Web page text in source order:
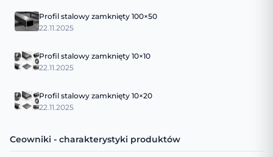
Profil stalowy zamknięty 100×50
22.11.2025
Profil stalowy zamknięty 10×10
22.11.2025
Profil stalowy zamknięty 10×20
22.11.2025
Ceowniki - charakterystyki produktów